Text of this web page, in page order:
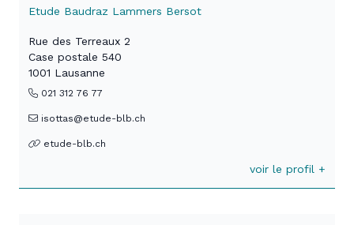
Etude Baudraz Lammers Bersot
Rue des Terreaux 2
Case postale 540
1001 Lausanne
021 312 76 77
isottas@etude-blb.ch
etude-blb.ch
voir le profil +